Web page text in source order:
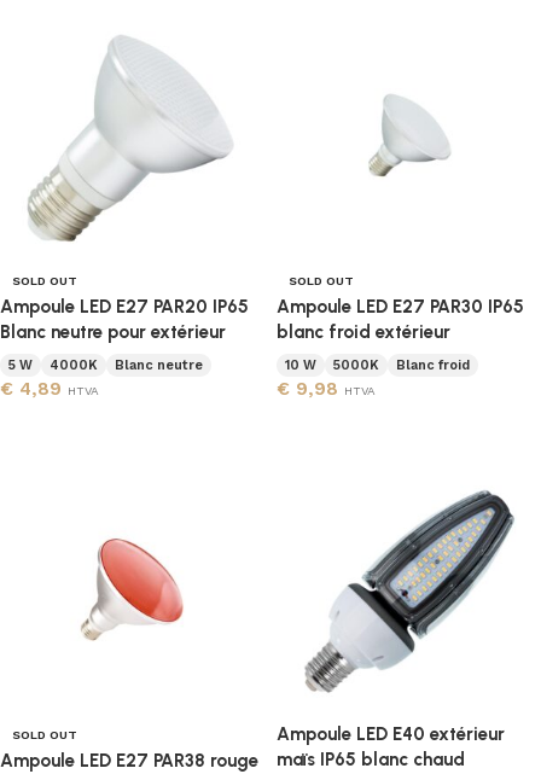
SOLD OUT
Ampoule LED E27 PAR20 IP65
Blanc neutre pour extérieur
5 W 4000K Blanc neutre
€ 4,89 HTVA
SOLD OUT
Ampoule LED E27 PAR30 IP65
blanc froid extérieur
10 W 5000K Blanc froid
€ 9,98 HTVA
SOLD OUT
Ampoule LED E27 PAR38 rouge
Ampoule LED E40 extérieur
maïs IP65 blanc chaud